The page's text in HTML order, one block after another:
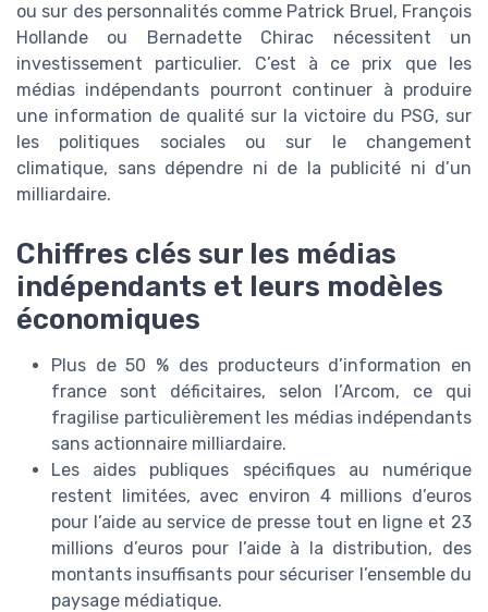
ou sur des personnalités comme Patrick Bruel, François
Hollande ou Bernadette Chirac nécessitent un
investissement particulier. C’est à ce prix que les
médias indépendants pourront continuer à produire
une information de qualité sur la victoire du PSG, sur
les politiques sociales ou sur le changement
climatique, sans dépendre ni de la publicité ni d’un
milliardaire.
Chiffres clés sur les médias
indépendants et leurs modèles
économiques
Plus de 50 % des producteurs d’information en
france sont déficitaires, selon l’Arcom, ce qui
fragilise particulièrement les médias indépendants
sans actionnaire milliardaire.
Les aides publiques spécifiques au numérique
restent limitées, avec environ 4 millions d’euros
pour l’aide au service de presse tout en ligne et 23
millions d’euros pour l’aide à la distribution, des
montants insuffisants pour sécuriser l’ensemble du
paysage médiatique.